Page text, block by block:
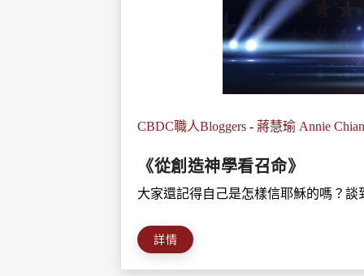
CBDC職人Bloggers -蔣慧瑜 Annie
《從創造神學看召命》
大家還記得自己是怎樣信耶穌的嗎？談
詳情